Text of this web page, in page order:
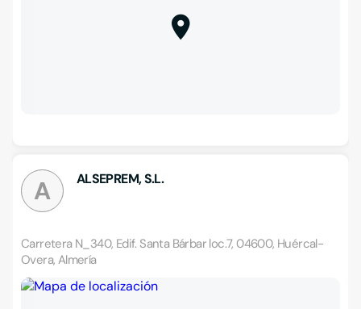
A ALSEPREM, S.L.
Carretera N_340, Edif. Santa Bárbar loc.7, 04600, Huércal-
Overa, Almería